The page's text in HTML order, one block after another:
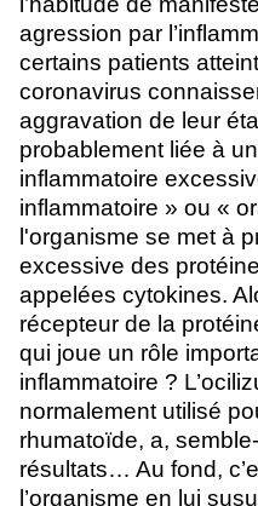
agression par
certains patients
coronavirus
aggravation de leur
probablement liée à
inflammatoire
inflammatoire » ou «
l'organisme se met à
excessive des
appelées cytokines.
récepteur de la
qui joue un rôle
inflammatoire ?
normalement utilisé
rhumatoïde, a,
résultats… Au fond,
l’organisme en lui